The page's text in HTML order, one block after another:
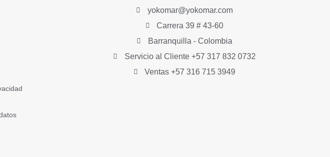
yokomar@yokomar.com
Carrera 39 # 43-60
Barranquilla - Colombia
Servicio al Cliente +57 317 832 0732
Ventas +57 316 715 3949